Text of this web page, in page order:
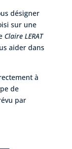
désigner
sur une
Claire LERAT
aider dans
à
de
par